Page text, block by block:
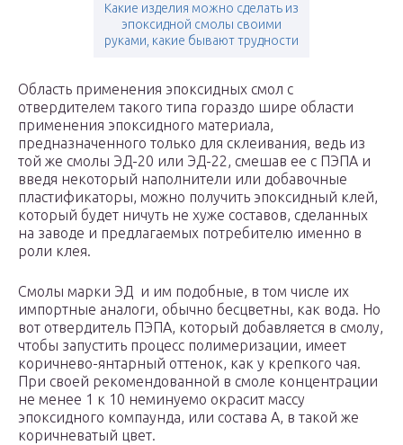
Какие изделия можно сделать из
эпоксидной смолы своими
руками, какие бывают трудности
Область применения эпоксидных смол с
отвердителем такого типа гораздо шире области
применения эпоксидного материала,
предназначенного только для склеивания, ведь из
той же смолы ЭД-20 или ЭД-22, смешав ее с ПЭПА и
введя некоторый наполнители или добавочные
пластификаторы, можно получить эпоксидный клей,
который будет ничуть не хуже составов, сделанных
на заводе и предлагаемых потребителю именно в
роли клея.
Смолы марки ЭД и им подобные, в том числе их
импортные аналоги, обычно бесцветны, как вода. Но
вот отвердитель ПЭПА, который добавляется в смолу,
чтобы запустить процесс полимеризации, имеет
коричнево-янтарный оттенок, как у крепкого чая.
При своей рекомендованной в смоле концентрации
не менее 1 к 10 неминуемо окрасит массу
эпоксидного компаунда, или состава А, в такой же
коричневатый цвет.